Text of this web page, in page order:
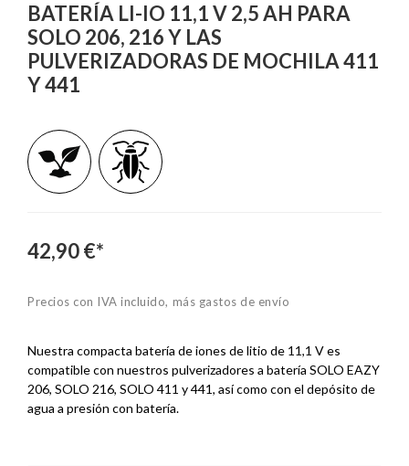
BATERÍA LI-IO 11,1 V 2,5 AH PARA
SOLO 206, 216 Y LAS
PULVERIZADORAS DE MOCHILA 411
Y 441
42,90 €*
Precios con IVA incluido, más gastos de envío
Nuestra compacta batería de iones de litio de 11,1 V es
compatible con nuestros pulverizadores a batería SOLO EAZY
206, SOLO 216, SOLO 411 y 441, así como con el depósito de
agua a presión con batería.